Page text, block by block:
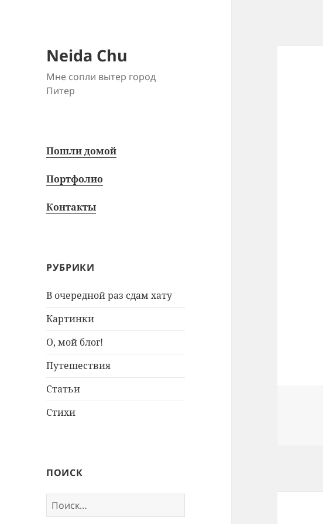
Neida Chu
Мне сопли вытер город
Питер
Пошли домой
Портфолио
Контакты
РУБРИКИ
В очередной раз сдам хату
Картинки
О, мой блог!
Путешествия
Статьи
Стихи
ПОИСК
Найти: